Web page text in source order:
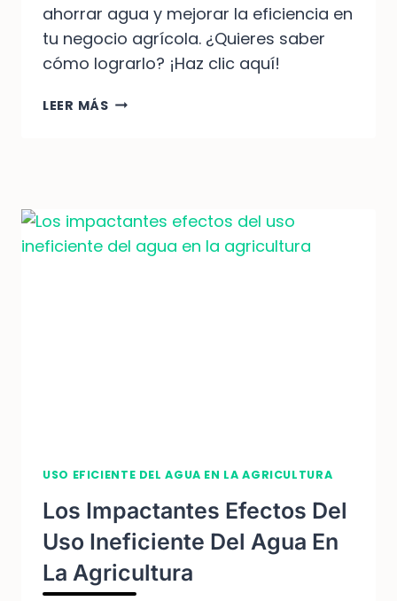
ahorrar agua y mejorar la eficiencia en
tu negocio agrícola. ¿Quieres saber
cómo lograrlo? ¡Haz clic aquí!
LEER MÁS5
PARA
AHORRAR
USO EFICIENTE DEL AGUA EN LA AGRICULTURA
Los Impactantes Efectos Del
Uso Ineficiente Del Agua En
La Agricultura